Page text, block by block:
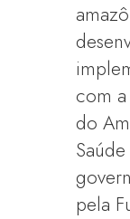
com a
do
pela